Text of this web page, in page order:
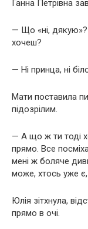
Ганна Петрівна
— Що «ні, дякую»?
хочеш?
— Ні принца, ні
Мати поставила
підозрілим.
— А що ж ти тоді
прямо. Все
мені ж боляче
може, хтось уже
Юлія зітхнула,
прямо в очі.